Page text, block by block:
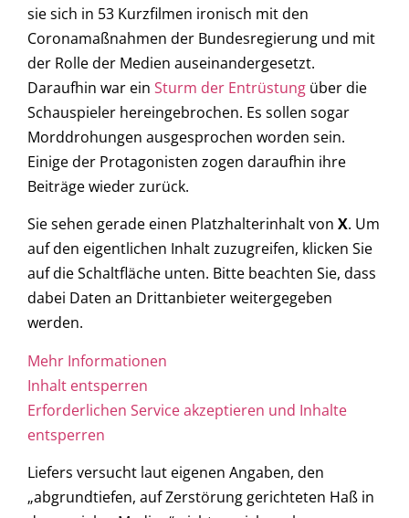
sie sich in 53 Kurzfilmen ironisch mit den
Coronamaßnahmen der Bundesregierung und mit
der Rolle der Medien auseinandergesetzt.
Daraufhin war ein Sturm der Entrüstung über die
Schauspieler hereingebrochen. Es sollen sogar
Morddrohungen ausgesprochen worden sein.
Einige der Protagonisten zogen daraufhin ihre
Beiträge wieder zurück.
Sie sehen gerade einen Platzhalterinhalt von X. Um
auf den eigentlichen Inhalt zuzugreifen, klicken Sie
auf die Schaltfläche unten. Bitte beachten Sie, dass
dabei Daten an Drittanbieter weitergegeben
werden.
Mehr Informationen
Inhalt entsperren
Erforderlichen Service akzeptieren und Inhalte
entsperren
Liefers versucht laut eigenen Angaben, den
„abgrundtiefen, auf Zerstörung gerichteten Haß in